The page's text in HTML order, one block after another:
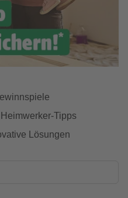
Tipps
Lösungen